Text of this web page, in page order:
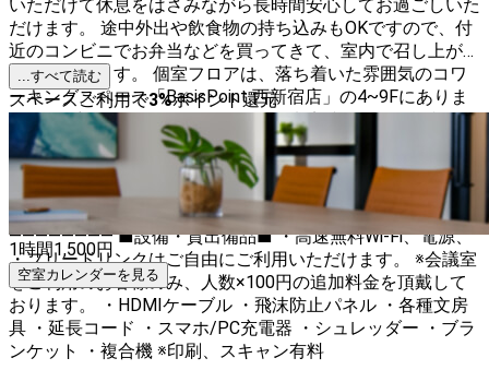
いただけて休息をはさみながら長時間安心してお過ごしいた
だけます。 途中外出や飲食物の持ち込みもOKですので、付
近のコンビニでお弁当などを買ってきて、室内で召し上がる
こともできます。 個室フロアは、落ち着いた雰囲気のコワ
ーキングスペース「BasisPoint 西新宿店」の4~9Fにありま
す。 ★受付は10Fになりますので、来店時は10Fにお越しく
ださい。 ——【ご注意】—— ・お部屋にインテリアやPCは付
属しません。電源・Wi-Fi完備ですので必要なPC等をお持ち
ください。 ・窓際のお部屋は数が限られており、ご案内で
きない場合もございますので、予めご了承ください。
———————— ■設備・貸出備品■ ・高速無料Wi-Fi、電源、
・フリードリンクはご自由にご利用いただけます。 ※会議室
をご利用のお客様のみ、人数×100円の追加料金を頂戴して
おります。 ・HDMIケーブル ・飛沫防止パネル ・各種文房
具 ・延長コード ・スマホ/PC充電器 ・シュレッダー ・ブラ
ンケット ・複合機 ※印刷、スキャン有料
...すべて読む
スペースご利用で3%ポイント還元
1時間1,500円
空室カレンダーを見る